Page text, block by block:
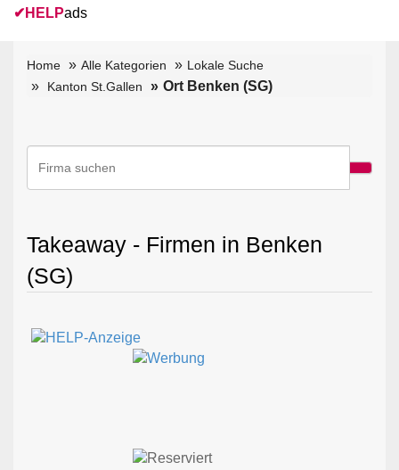
✔ HELPads
Home Alle Kategorien
Lokale Suche
Kanton St.Gallen
Ort Benken (SG)
Takeaway - Firmen in Benken
(SG)